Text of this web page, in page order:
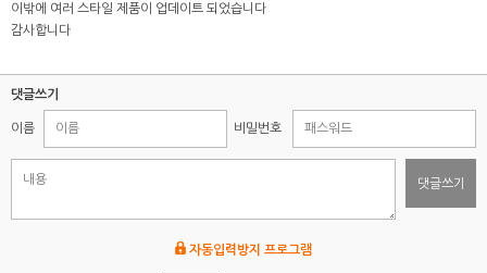
이밖에 여러 스타일 제품이 업데이트 되었습니다
감사합니다
댓글쓰기
이름 비밀번호
댓글쓰기
자동입력방지 프로그램